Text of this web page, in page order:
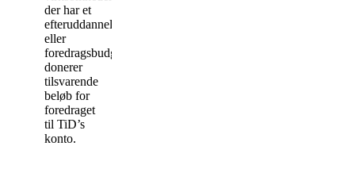
der har et
efteruddannelses-
eller
foredragsbudget,
donerer
tilsvarende
beløb for
foredraget
til TiD’s
konto.